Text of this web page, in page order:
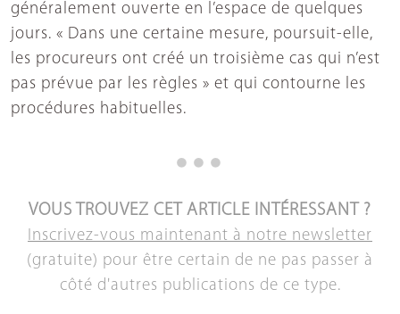
généralement ouverte en l’espace de quelques
jours. « Dans une certaine mesure, poursuit-elle,
les procureurs ont créé un troisième cas qui n’est
pas prévue par les règles » et qui contourne les
procédures habituelles.
VOUS TROUVEZ CET ARTICLE INTÉRESSANT ?
Inscrivez-vous maintenant à notre newsletter
(gratuite) pour être certain de ne pas passer à
côté d'autres publications de ce type.